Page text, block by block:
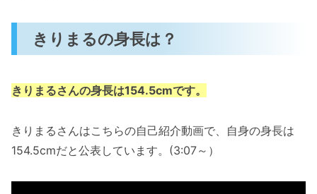
きりまるの身長は？
きりまるさんの身長は154.5cmです。
きりまるさんはこちらの自己紹介動画で、自身の身長は
154.5cmだと公表しています。(3:07～）